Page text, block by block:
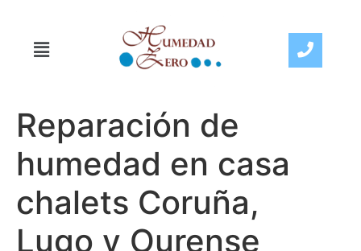
Reparación de
humedad en casa
chalets Coruña,
Lugo y Ourense